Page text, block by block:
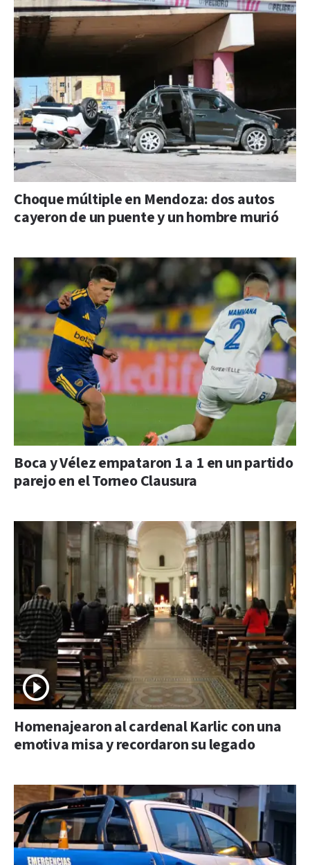
Choque múltiple en Mendoza: dos autos
cayeron de un puente y un hombre murió
Boca y Vélez empataron 1 a 1 en un partido
parejo en el Torneo Clausura
Homenajearon al cardenal Karlic con una
emotiva misa y recordaron su legado